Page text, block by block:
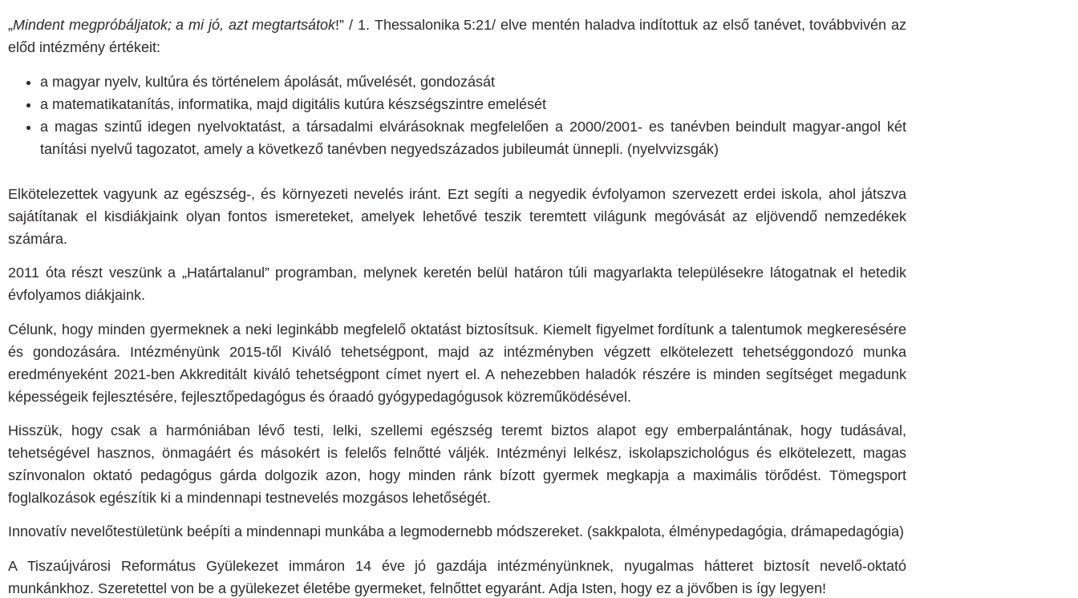
„Mindent megpróbáljatok; a mi jó, azt megtartsátok!” / 1. Thessalonika 5:21/ elve mentén haladva indítottuk az első tanévet, továbbvivén az
előd intézmény értékeit:
a magyar nyelv, kultúra és történelem ápolását, művelését, gondozását
a matematikatanítás, informatika, majd digitális kutúra készségszintre emelését
a magas szintű idegen nyelvoktatást, a társadalmi elvárásoknak megfelelően a 2000/2001- es tanévben beindult magyar-angol két
tanítási nyelvű tagozatot, amely a következő tanévben negyedszázados jubileumát ünnepli. (nyelvvizsgák)
Elkötelezettek vagyunk az egészség-, és környezeti nevelés iránt. Ezt segíti a negyedik évfolyamon szervezett erdei iskola, ahol játszva
sajátítanak el kisdiákjaink olyan fontos ismereteket, amelyek lehetővé teszik teremtett világunk megóvását az eljövendő nemzedékek
számára.
2011 óta részt veszünk a „Határtalanul” programban, melynek keretén belül határon túli magyarlakta településekre látogatnak el hetedik
évfolyamos diákjaink.
Célunk, hogy minden gyermeknek a neki leginkább megfelelő oktatást biztosítsuk. Kiemelt figyelmet fordítunk a talentumok megkeresésére
és gondozására. Intézményünk 2015-től Kiváló tehetségpont, majd az intézményben végzett elkötelezett tehetséggondozó munka
eredményeként 2021-ben Akkreditált kiváló tehetségpont címet nyert el. A nehezebben haladók részére is minden segítséget megadunk
képességeik fejlesztésére, fejlesztőpedagógus és óraadó gyógypedagógusok közreműködésével.
Hisszük, hogy csak a harmóniában lévő testi, lelki, szellemi egészség teremt biztos alapot egy emberpalántának, hogy tudásával,
tehetségével hasznos, önmagáért és másokért is felelős felnőtté váljék. Intézményi lelkész, iskolapszichológus és elkötelezett, magas
színvonalon oktató pedagógus gárda dolgozik azon, hogy minden ránk bízott gyermek megkapja a maximális törődést. Tömegsport
foglalkozások egészítik ki a mindennapi testnevelés mozgásos lehetőségét.
Innovatív nevelőtestületünk beépíti a mindennapi munkába a legmodernebb módszereket. (sakkpalota, élménypedagógia, drámapedagógia)
A Tiszaújvárosi Református Gyülekezet immáron 14 éve jó gazdája intézményünknek, nyugalmas hátteret biztosít nevelő-oktató
munkánkhoz. Szeretettel von be a gyülekezet életébe gyermeket, felnőttet egyaránt. Adja Isten, hogy ez a jövőben is így legyen!